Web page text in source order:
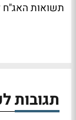
תשואות האג"ח ל-5 שנים גם כן ב-13 נקודות
תגובות